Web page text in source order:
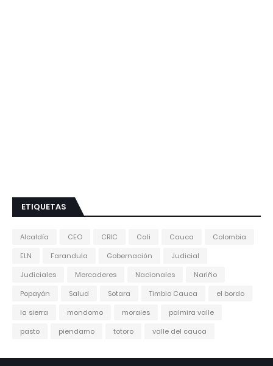
ETIQUETAS
Alcaldía CEO CRIC Cali Cauca
Colombia
ELN
Farandula Gobernación
Judicial
Judiciales
Mercaderes Nacionales
Nariño
Popayán
Salud Sotara Timbio Cauca
el bordo
la sierra
mondomo morales
palmira valle
pasto
piendamo totoro valle del cauca